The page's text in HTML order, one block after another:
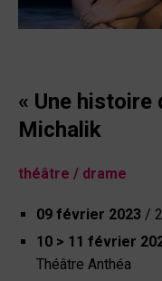
« Une histoire
Michalik
théâtre / drame
09 février 2023 /
10 > 11 février
Théâtre Anthéa